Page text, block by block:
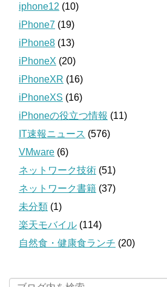
iphone12 (10)
iPhone7 (19)
iPhone8 (13)
iPhoneX (20)
iPhoneXR (16)
iPhoneXS (16)
iPhoneの役立つ情報 (11)
IT速報ニュース (576)
VMware (6)
ネットワーク技術 (51)
ネットワーク書籍 (37)
未分類 (1)
楽天モバイル (114)
自然食・健康食ランチ (20)